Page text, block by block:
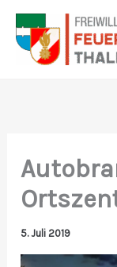
Zum
Inhalt
springen
5. Juli 2019